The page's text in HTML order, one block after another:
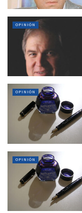
OPINIÓN
OPINIÓN
OPINIÓN